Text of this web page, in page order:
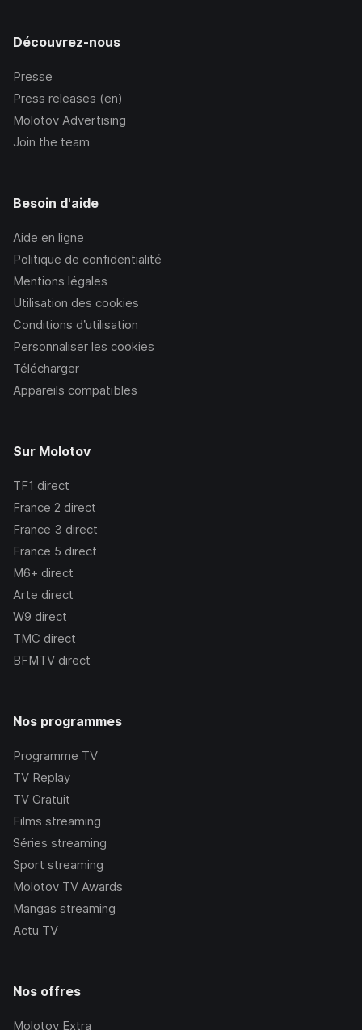
Découvrez-nous
Presse
Press releases (en)
Molotov Advertising
Join the team
Besoin d'aide
Aide en ligne
Politique de confidentialité
Mentions légales
Utilisation des cookies
Conditions d’utilisation
Personnaliser les cookies
Télécharger
Appareils compatibles
Sur Molotov
TF1 direct
France 2 direct
France 3 direct
France 5 direct
M6+ direct
Arte direct
W9 direct
TMC direct
BFMTV direct
Nos programmes
Programme TV
TV Replay
TV Gratuit
Films streaming
Séries streaming
Sport streaming
Molotov TV Awards
Mangas streaming
Actu TV
Nos offres
Molotov Extra